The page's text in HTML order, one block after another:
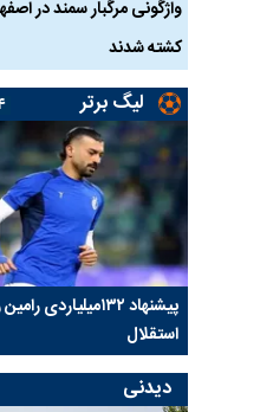
کشته شدند
لیگ برتر
پیشنهاد ۱۳۲میلیاردی
استقلال
دیدنی